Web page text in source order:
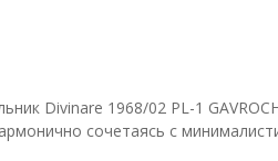
Divinare 1968/02 PL-1
сочетаясь с